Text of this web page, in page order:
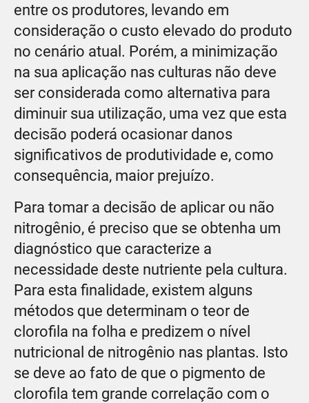
entre os produtores, levando em
consideração o custo elevado do produto
no cenário atual. Porém, a minimização
na sua aplicação nas culturas não deve
ser considerada como alternativa para
diminuir sua utilização, uma vez que esta
decisão poderá ocasionar danos
significativos de produtividade e, como
consequência, maior prejuízo.
Para tomar a decisão de aplicar ou não
nitrogênio, é preciso que se obtenha um
diagnóstico que caracterize a
necessidade deste nutriente pela cultura.
Para esta finalidade, existem alguns
métodos que determinam o teor de
clorofila na folha e predizem o nível
nutricional de nitrogênio nas plantas. Isto
se deve ao fato de que o pigmento de
clorofila tem grande correlação com o